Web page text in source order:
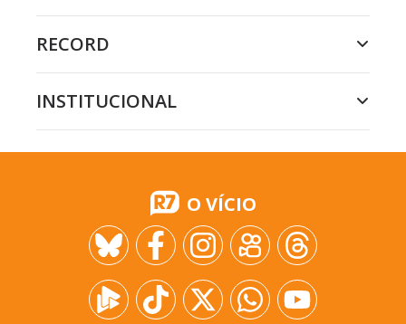
RECORD
INSTITUCIONAL
O VÍCIO